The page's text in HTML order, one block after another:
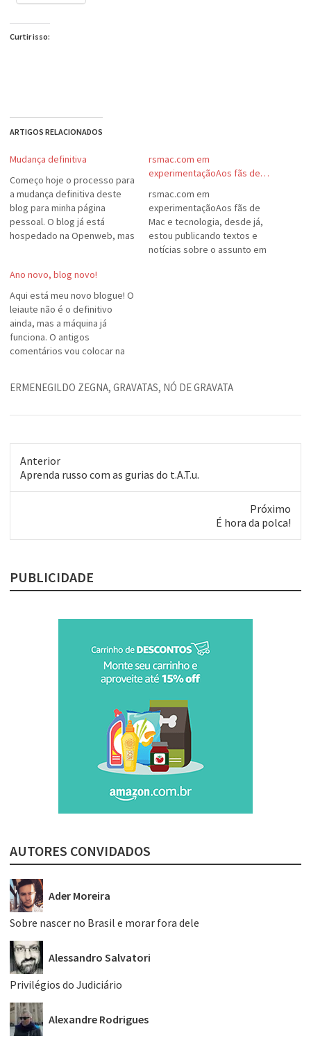
Curtir isso:
ARTIGOS RELACIONADOS
Mudança definitiva
Começo hoje o processo para
a mudança definitiva deste
blog para minha página
pessoal. O blog já está
hospedado na Openweb, mas
Estou pensando em eu
mesmo criar uma máquina de
blog, mais simples, e depois
usar alguma ferramenta.
Aliás,…
rsmac.com em
experimentaçãoAos fãs de…
rsmac.com em
experimentaçãoAos fãs de
Mac e tecnologia, desde já,
estou publicando textos e
notícias sobre o assunto em
Ano novo, blog novo!
Aqui está meu novo blogue! O
leiaute não é o definitivo
ainda, mas a máquina já
funciona. O antigos
comentários vou colocar na
saber. Aguardo sugestões.
ERMENEGILDO ZEGNA, GRAVATAS, NÓ DE GRAVATA
Anterior
Post
anterior:
Aprenda russo com as gurias do t.A.T.u.
Próximo
post:
É hora da polca!
PUBLICIDADE
AUTORES CONVIDADOS
Ader Moreira
Sobre nascer no Brasil e morar fora dele
Alessandro Salvatori
Privilégios do Judiciário
Alexandre Rodrigues